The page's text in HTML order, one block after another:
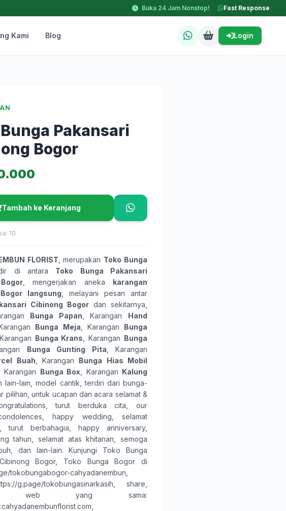
Buka 24 Jam Nonstop! Fast Response
Kami Blog Login
Pakansari
Bogor
Tambah ke Keranjang
10
FLORIST , merupakan Toko Bunga
di antara Toko Bunga Pakansari
, mengerjakan aneka karangan
langsung , melayani pesan antar
Cibinong Bogor dan sekitarnya,
Bunga Papan , Karangan Hand
Bunga Meja , Karangan Bunga
Karangan Bunga Krans , Karangan Bunga
Bunga Gunting Pita , Karangan
Buah , Karangan Bunga Hias Mobil
, Karangan Bunga Box , Karangan Kalung
lain-lain, model cantik, terdiri dari bunga-
pilihan, untuk ucapan dan acara selamat &
,turut berduka cita ,our
happy wedding
selamat
,turut berbahagia happy anniversary,
tahun ,selamat atas khitanan ,semoga
, dan lain-lain. Kunjungi Toko Bunga
Bogor, Toko Bunga Bogor di
tokobungabogor-cahyadanembun,
g.page/tokobungasinarkasih, share
web yang sama: